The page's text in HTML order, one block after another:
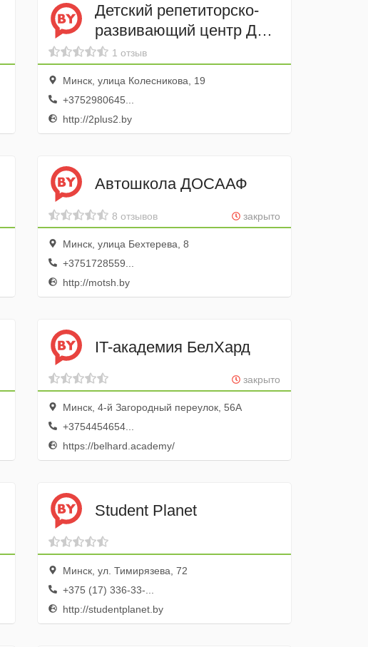
Детский репетиторско-
развивающий центр Два
плюс два
1 отзыв
Минск, улица Колесникова, 19
+3752980645...
http://2plus2.by
Автошкола ДОСААФ
закрыто
8 отзывов
Минск, улица Бехтерева, 8
+3751728559...
http://motsh.by
IT-академия БелХард
закрыто
Минск, 4-й Загородный переулок, 56А
+3754454654...
https://belhard.academy/
Student Planet
Минск, ул. Тимирязева, 72
+375 (17) 336-33-...
http://studentplanet.by